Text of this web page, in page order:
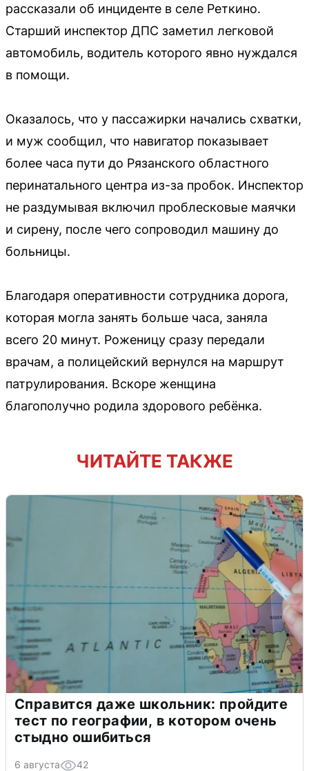
рассказали об инциденте в селе Реткино.
Старший инспектор ДПС заметил легковой
автомобиль, водитель которого явно нуждался
в помощи.
Оказалось, что у пассажирки начались схватки,
и муж сообщил, что навигатор показывает
более часа пути до Рязанского областного
перинатального центра из-за пробок. Инспектор
не раздумывая включил проблесковые маячки
и сирену, после чего сопроводил машину до
больницы.
Благодаря оперативности сотрудника дорога,
которая могла занять больше часа, заняла
всего 20 минут. Роженицу сразу передали
врачам, а полицейский вернулся на маршрут
патрулирования. Вскоре женщина
благополучно родила здорового ребёнка.
ЧИТАЙТЕ ТАКЖЕ
Справится даже школьник: пройдите
тест по географии, в котором очень
стыдно ошибиться
6 августа 42